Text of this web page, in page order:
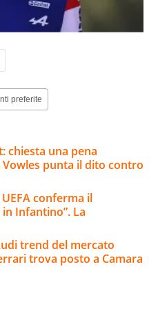
preferite
chiesta una pena
punta il dito contro
conferma il
Infantino”. La
trend del mercato
trova posto a Camara